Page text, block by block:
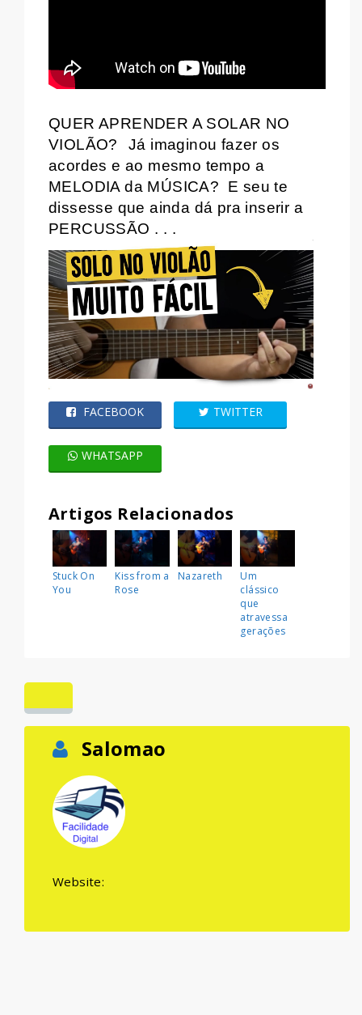
QUER APRENDER A SOLAR NO
VIOLÃO?
Já imaginou fazer os
acordes e ao mesmo tempo a
MELODIA da MÚSICA? E seu te
dissesse que ainda dá pra inserir a
PERCUSSÃO . . .
FACEBOOK TWITTER
WHATSAPP
Artigos Relacionados
Stuck On
You
Kiss from a
Rose
Nazareth
Um
clássico
que
atravessa
gerações
Salomao
Website: